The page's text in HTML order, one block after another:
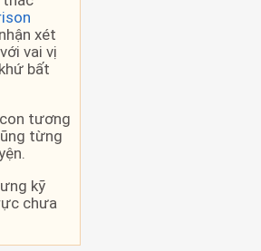
xét
vai vị
bất
tương
từng
kỹ
chưa